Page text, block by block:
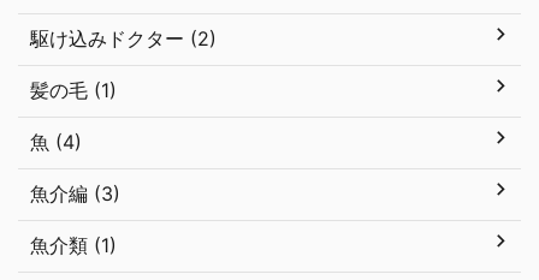
駆け込みドクター (2)
髪の毛 (1)
魚 (4)
魚介編 (3)
魚介類 (1)